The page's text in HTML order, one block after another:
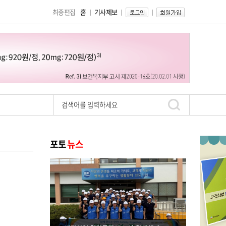
홈 기사제보
최종편집